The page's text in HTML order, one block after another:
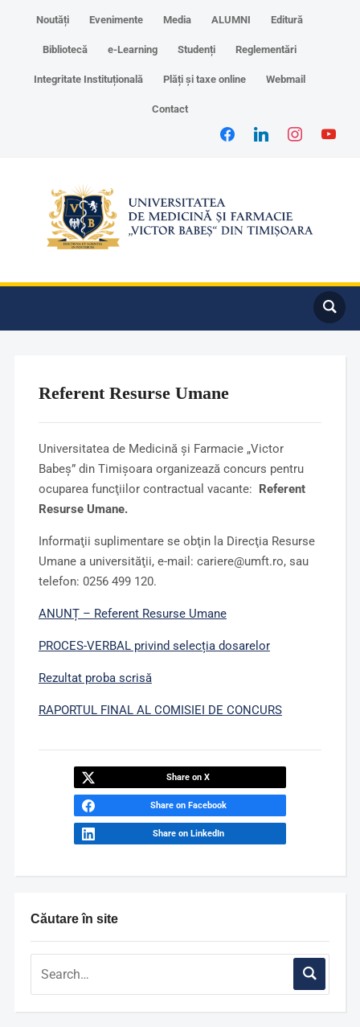
Noutăți Evenimente Media ALUMNI Editură
Bibliotecă e-Learning Studenți Reglementări
Integritate Instituțională Plăți și taxe online Webmail
Contact
Căutare în site
Referent Resurse Umane
Universitatea de Medicină şi Farmacie „Victor
Babeş” din Timişoara organizează concurs pentru
ocuparea funcţiilor contractual vacante: Referent
Resurse Umane.
Informaţii suplimentare se obţin la Direcţia Resurse
Umane a universităţii, e-mail: cariere@umft.ro, sau
telefon: 0256 499 120.
ANUNȚ – Referent Resurse Umane
PROCES-VERBAL privind selecția dosarelor
Rezultat proba scrisă
RAPORTUL FINAL AL COMISIEI DE CONCURS
Share on X
Share on Facebook
Share on LinkedIn